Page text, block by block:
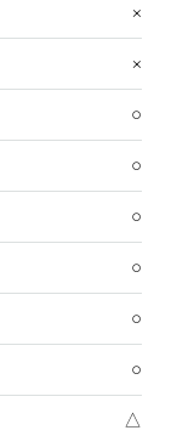
×
×
○
○
○
○
○
○
△